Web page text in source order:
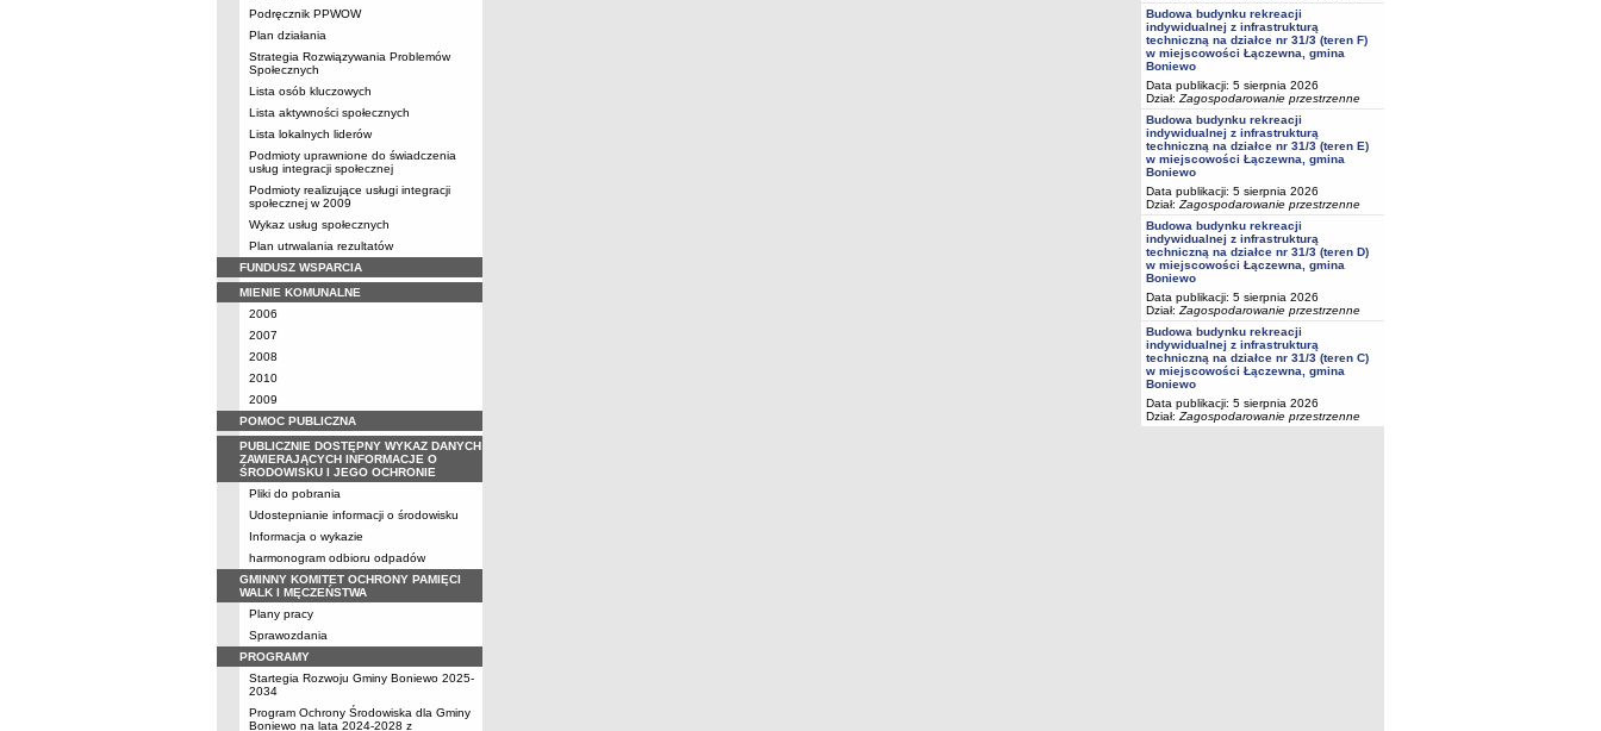
Podręcznik PPWOW
Plan działania
Strategia Rozwiązywania Problemów
Społecznych
Lista osób kluczowych
Lista aktywności społecznych
Lista lokalnych liderów
Podmioty uprawnione do świadczenia
usług integracji społecznej
Podmioty realizujące usługi integracji
społecznej w 2009
Wykaz usług społecznych
Plan utrwalania rezultatów
FUNDUSZ WSPARCIA
MIENIE KOMUNALNE
2006
2007
2008
2010
2009
POMOC PUBLICZNA
PUBLICZNIE DOSTĘPNY WYKAZ DANYCH
ZAWIERAJĄCYCH INFORMACJE O
ŚRODOWISKU I JEGO OCHRONIE
Pliki do pobrania
Udostepnianie informacji o środowisku
Informacja o wykazie
harmonogram odbioru odpadów
GMINNY KOMITET OCHRONY PAMIĘCI
WALK I MĘCZEŃSTWA
Plany pracy
Sprawozdania
PROGRAMY
Startegia Rozwoju Gminy Boniewo 2025-
2034
Program Ochrony Środowiska dla Gminy
Boniewo na lata 2024-2028 z
Budowa budynku rekreacji
indywidualnej z infrastrukturą
techniczną na działce nr 31/3 (teren F)
w miejscowości Łączewna, gmina
Boniewo
Data publikacji: 5 sierpnia 2026
Dział: Zagospodarowanie przestrzenne
Budowa budynku rekreacji
indywidualnej z infrastrukturą
techniczną na działce nr 31/3 (teren E)
w miejscowości Łączewna, gmina
Boniewo
Data publikacji: 5 sierpnia 2026
Dział: Zagospodarowanie przestrzenne
Budowa budynku rekreacji
indywidualnej z infrastrukturą
techniczną na działce nr 31/3 (teren D)
w miejscowości Łączewna, gmina
Boniewo
Data publikacji: 5 sierpnia 2026
Dział: Zagospodarowanie przestrzenne
Budowa budynku rekreacji
indywidualnej z infrastrukturą
techniczną na działce nr 31/3 (teren C)
w miejscowości Łączewna, gmina
Boniewo
Data publikacji: 5 sierpnia 2026
Dział: Zagospodarowanie przestrzenne